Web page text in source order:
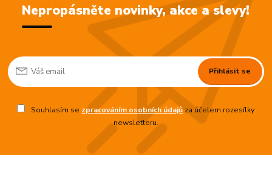
Nepropásněte novinky, akce a slevy!
Přihlásit se
Souhlasím se zpracováním osobních údajůza účelem rozesílky
newsletteru.